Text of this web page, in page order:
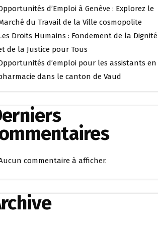
d’Emploi à Genève : Explorez le
du Travail de la Ville cosmopolite
Droits Humains : Fondement de la Dignité
de la Justice pour Tous
d’emploi pour les assistants en
dans le canton de Vaud
commentaire à afficher.